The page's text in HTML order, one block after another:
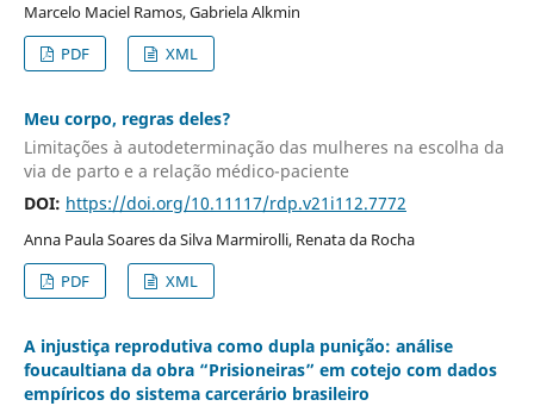
Marcelo Maciel Ramos, Gabriela Alkmin
PDF
XML
Meu corpo, regras deles?
Limitações à autodeterminação das mulheres na escolha da
via de parto e a relação médico-paciente
DOI: https://doi.org/10.11117/rdp.v21i112.7772
Anna Paula Soares da Silva Marmirolli, Renata da Rocha
PDF
XML
A injustiça reprodutiva como dupla punição: análise
foucaultiana da obra “Prisioneiras” em cotejo com dados
empíricos do sistema carcerário brasileiro